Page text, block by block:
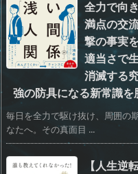
全力で向
満点の交
撃の事実
適当さで
消滅する
強の防具になる新常識を
毎日を全力で駆け抜け、周囲の
なたへ。その真面目 ...
【人生逆